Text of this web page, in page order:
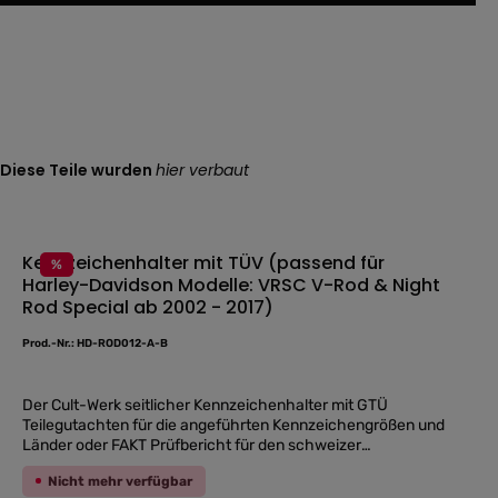
Diese Teile wurden hier verbaut
%
Durchschnittliche
Kennzeichenhalter mit TÜV (passend für
Harley-Davidson Modelle: VRSC V-Rod & Night
Rod Special ab 2002 - 2017)
Prod.-Nr.: HD-ROD012-A-B
Der Cult-Werk seitlicher Kennzeichenhalter mit GTÜ
Teilegutachten für die angeführten Kennzeichengrößen und
Länder oder FAKT Prüfbericht für den schweizer
Kennzeichenhalter. Passend für alle Harley-Davidson V Rod
& Night Rod Special Modelle ab dem Baujahr 2002 bis 2017!
Nicht mehr verfügbar